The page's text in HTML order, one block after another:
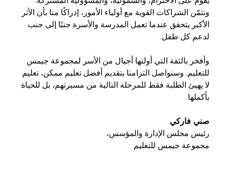
ونثمّن الشراكات القوية مع أولياء الأمور، إدراكًا منا بأن الأثر
الأكبر يتحقق عندما تعمل المدرسة والأسرة جنبًا إلى جنب
لدعم كل طفل.
وأفخر بالثقة التي أولتها أجيال من الأسر لمجموعة جيمس
للتعليم. وسنواصل التزامنا بتقديم أفضل تعليم ممكن، تعليم
لا يهيئ الطلبة فقط للمرحلة التالية من مسيرتهم، بل للحياة
بأكملها.
صني فاركي
رئيس مجلس الإدارة والمؤسس،
مجموعة جيمس للتعليم